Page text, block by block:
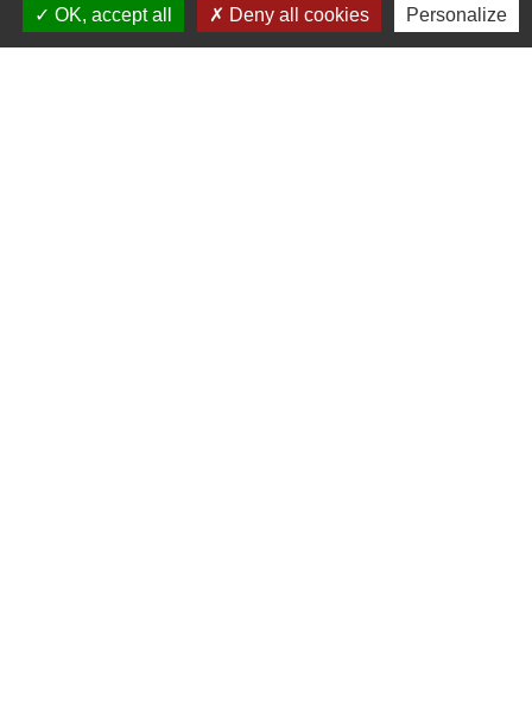
OK, accept all
Deny all cookies Personalize